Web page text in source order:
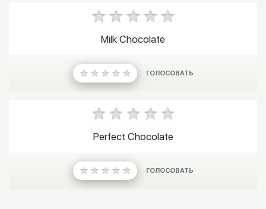
Milk Chocolate
ГОЛОСОВАТЬ
Perfect Chocolate
ГОЛОСОВАТЬ